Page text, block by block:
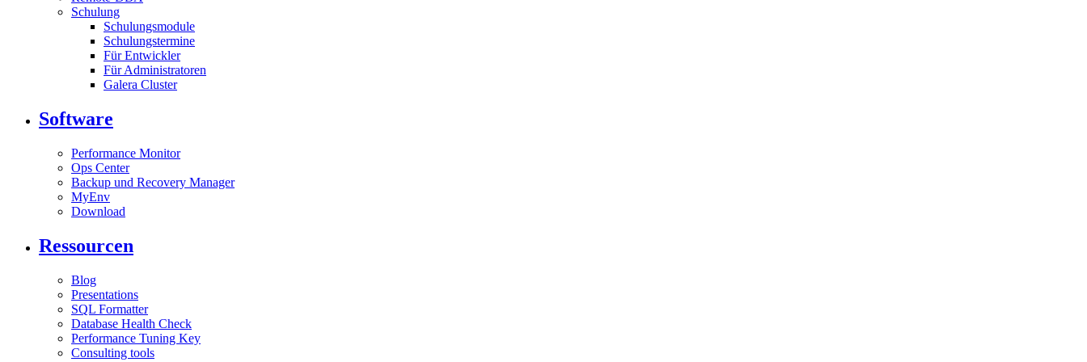
Schulung
Schulungsmodule
Schulungstermine
Für Entwickler
Für Administratoren
Galera Cluster
Software
Performance Monitor
Ops Center
Backup und Recovery Manager
MyEnv
Download
Ressourcen
Blog
Presentations
SQL Formatter
Database Health Check
Performance Tuning Key
Consulting tools